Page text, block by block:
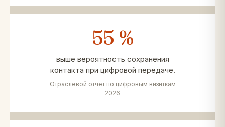
55 %
выше вероятность сохранения
контакта при цифровой передаче.
Отраслевой отчёт по цифровым визиткам
2026